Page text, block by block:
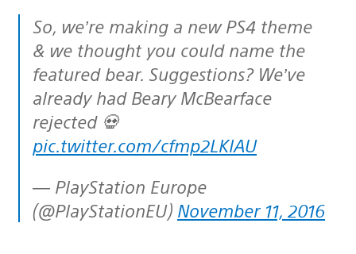
So, we’re making a new PS4 theme
& we thought you could name the
featured bear. Suggestions? We’ve
already had Beary McBearface
rejected 💀
pic.twitter.com/cfmp2LKIAU
— PlayStation Europe
(@PlayStationEU) November 11, 2016